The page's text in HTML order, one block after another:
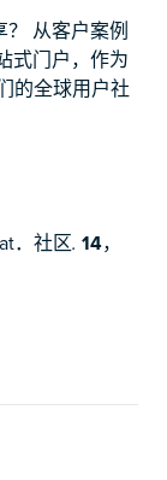
？ 从客户案例
式门户，作为
的全球用户社
．社区. 14，